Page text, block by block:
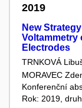
2019
New
Voltammetry
Electrodes
TRNKOVÁ
MORAVEC
Konferenční
Rok: 2019,